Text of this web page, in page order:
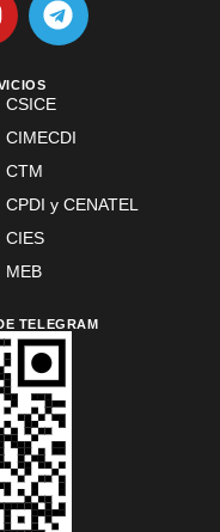
CSICE
CIMECDI
CTM
CPDI y CENATEL
CIES
MEB
TELEGRAM